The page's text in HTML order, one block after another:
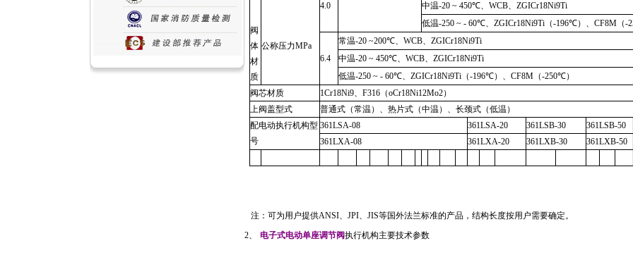
阀
体
材
质
公称压力MPa
4.0
中温-20 ~ 450℃、WCB、ZGICr18Ni9Ti
低温-250 ~ - 60℃、ZGICr18Ni9Ti （-196℃）、CF8M （-
6.4
常温-20 ~200℃、WCB、ZGICr18Ni9Ti
中温-20 ~ 450℃、WCB、ZGICr18Ni9Ti
低温-250 ~ - 60℃、ZGICr18Ni9Ti （-196℃）、CF8M （-250℃）
阀芯材质
1Cr18Ni9、F316 （oCr18Ni12Mo2）
上阀盖型式
普通式（常温）、热片式（中温）、长颈式（低温）
配电动执行机构型
号
361LSA-08 361LSA-20 361LSB-30 361LSB-50
361LXA-08
361LXA-20 361LXB-30 361LXB-50
注：可为用户提供ANSI、 JPI、 JIS等国外法兰标准的产品，结构长度按用户需要确定。
2、 电子式电动单座调节阀执行机构主要技术参数